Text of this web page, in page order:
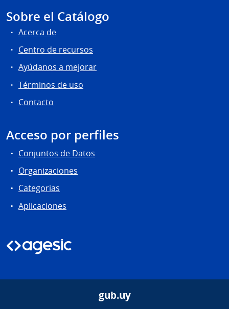
Sobre el Catálogo
Acerca de
Centro de recursos
Ayúdanos a mejorar
Términos de uso
Contacto
Acceso por perfiles
Conjuntos de Datos
Organizaciones
Categorias
Aplicaciones
gub.uy